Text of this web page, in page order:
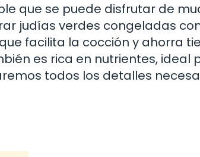
que se puede disfrutar de
judías verdes congeladas
facilita la cocción y ahorra
es rica en nutrientes, ideal
todos los detalles